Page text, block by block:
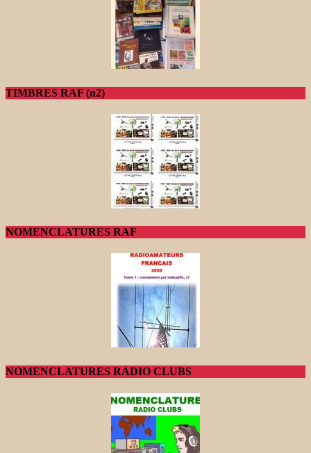
TIMBRES RAF (n2)
NOMENCLATURES RAF
NOMENCLATURES RADIO CLUBS